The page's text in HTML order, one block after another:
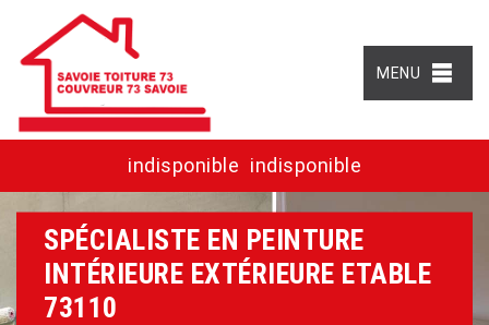
MENU
indisponible indisponible
SPÉCIALISTE EN PEINTURE
INTÉRIEURE EXTÉRIEURE ETABLE
73110